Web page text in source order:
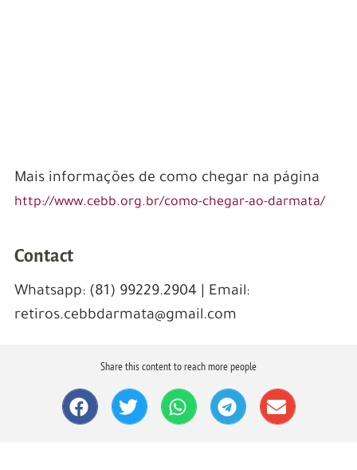
Mais informações de como chegar na página
http://www.cebb.org.br/como-chegar-ao-darmata/
Contact
Whatsapp: (81) 99229.2904 | Email:
retiros.cebbdarmata@gmail.com
Share this content to reach more people